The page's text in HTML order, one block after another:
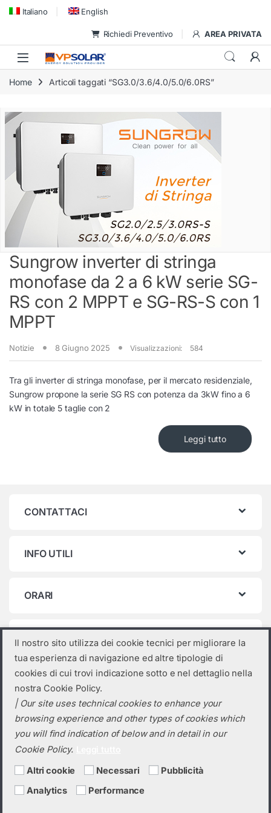
Skip to navigation
Skip to content
Italiano English
Richiedi Preventivo AREA PRIVATA
Home Articoli taggati “SG3.0/3.6/4.0/5.0/6.0RS”
Sungrow inverter di stringa
monofase da 2 a 6 kW serie SG-
RS con 2 MPPT e SG-RS-S con 1
MPPT
Notizie 8 Giugno 2025 Visualizzazioni: 584
Tra gli inverter di stringa monofase, per il mercato residenziale,
Sungrow propone la serie SG RS con potenza da 3kW fino a 6
kW in totale 5 taglie con 2
Leggi tutto
CONTATTACI
INFO UTILI
ORARI
Categorie prodotto
Seleziona una categoria
Hai bisogno di un preventivo?
Il nostro sito utilizza dei cookie tecnici per migliorare la
tua esperienza di navigazione ed altre tipologie di
cookies di cui trovi indicazione sotto e nel dettaglio nella
nostra Cookie Policy.
| Our site uses technical cookies to enhance your
browsing experience and other types of cookies which
you will find indication of below and in detail in our
Cookie Policy.
Altri cookie Necessari
Pubblicità
Analytics
Performance